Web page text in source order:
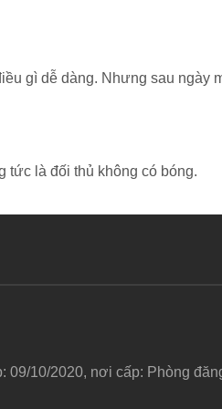
gì dễ dàng. Nhưng sau ngày
tức là đối thủ không có bóng.
09/10/2020, nơi cấp: Phòng